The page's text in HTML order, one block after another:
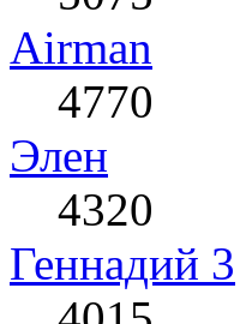
Airman
4770
Элен
4320
Геннадий 3